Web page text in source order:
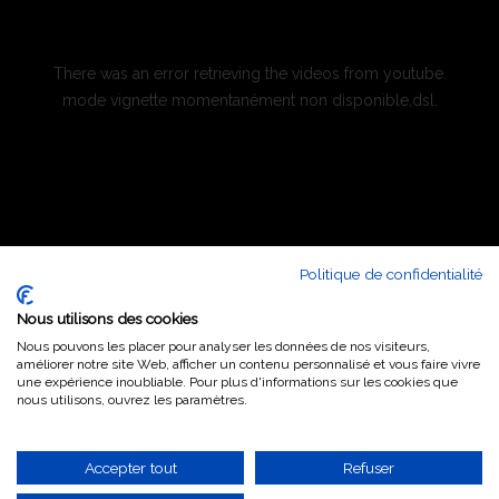
There was an error retrieving the videos from youtube.
mode vignette momentanément non disponible,dsl.
Politique de confidentialité
Nous utilisons des cookies
Nous pouvons les placer pour analyser les données de nos visiteurs,
améliorer notre site Web, afficher un contenu personnalisé et vous faire vivre
une expérience inoubliable. Pour plus d'informations sur les cookies que
nous utilisons, ouvrez les paramètres.
Accepter tout Refuser